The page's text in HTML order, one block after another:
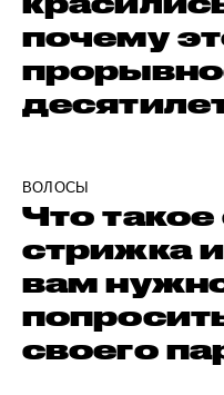
почему
ВОЛОСЫ
Что такое
стрижка
вам
своего